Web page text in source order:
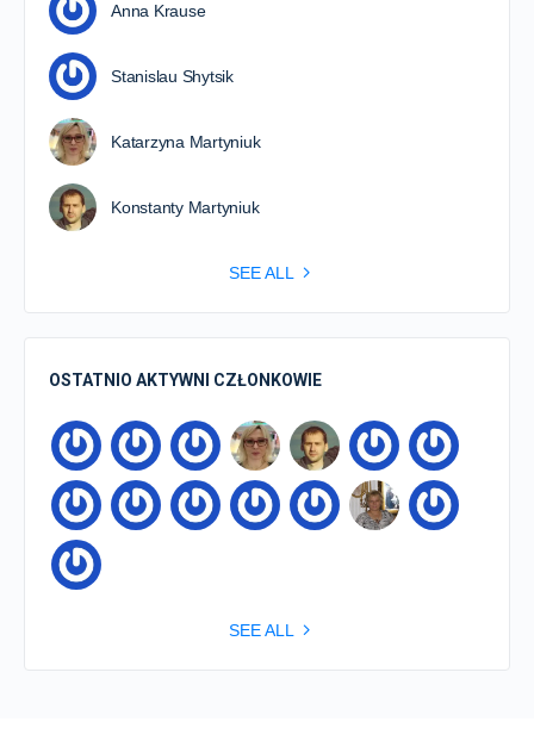
Anna Krause
Stanislau Shytsik
Katarzyna Martyniuk
Konstanty Martyniuk
SEE ALL
OSTATNIO AKTYWNI CZŁONKOWIE
SEE ALL